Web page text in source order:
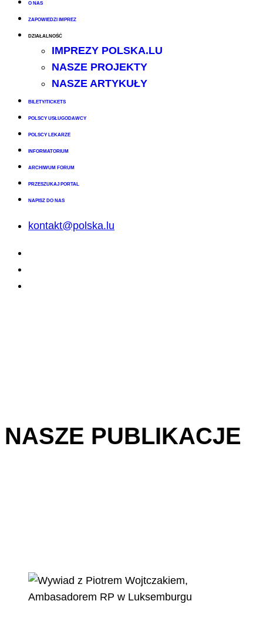
O NAS
ZAPOWIEDZI IMPREZ
DZIAŁALNOŚĆ
IMPREZY POLSKA.LU
NASZE PROJEKTY
NASZE ARTYKUŁY
BILETY/TICKETS
POLSCY USŁUGODAWCY
POLSCY LEKARZE
INFORMATORIUM
ARCHIWUM FORUM
PRZESZUKAJ PORTAL
NAPISZ DO NAS
kontakt@polska.lu
NASZE PUBLIKACJE